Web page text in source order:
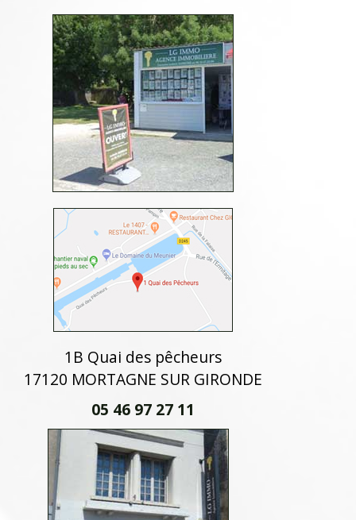
1B Quai des pêcheurs
17120 MORTAGNE SUR GIRONDE
05 46 97 27 11